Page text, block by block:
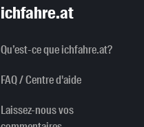
ichfahre.at
Qu’est-ce que ichfahre.at?
FAQ / Centre d'aide
Laissez-nous vos